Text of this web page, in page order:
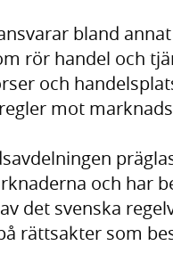
bland
rör handel och
och
mot
och har
det svenska
rättsakter som